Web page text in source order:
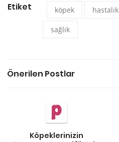
Etiket köpek hastalık
sağlık
Önerilen Postlar
Köpeklerinizin